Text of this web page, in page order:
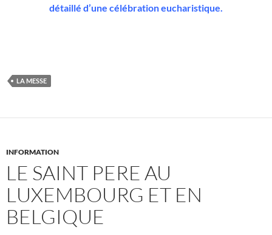
détaillé d’une célébration eucharistique.
LA MESSE
INFORMATION
LE SAINT PERE AU
LUXEMBOURG ET EN
BELGIQUE